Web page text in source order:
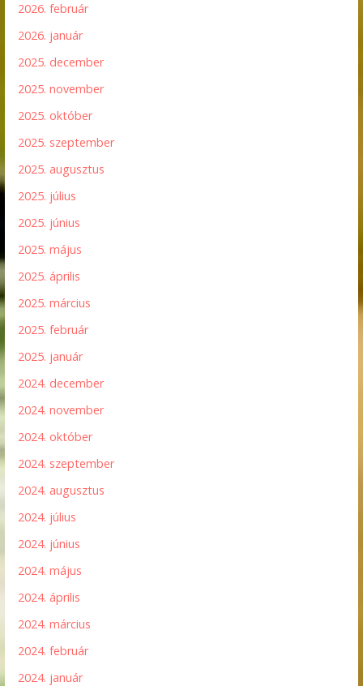
2026. február
2026. január
2025. december
2025. november
2025. október
2025. szeptember
2025. augusztus
2025. július
2025. június
2025. május
2025. április
2025. március
2025. február
2025. január
2024. december
2024. november
2024. október
2024. szeptember
2024. augusztus
2024. július
2024. június
2024. május
2024. április
2024. március
2024. február
2024. január